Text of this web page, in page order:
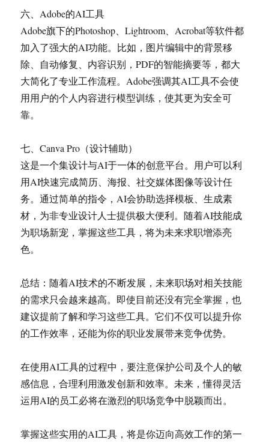
六、Adobe的AI工具
Adobe旗下的Photoshop、Lightroom、Acrobat等软件都
加入了强大的AI功能。比如，图片编辑中的背景移
除、自动修复、内容识别，PDF的智能摘要等，都大
大简化了专业工作流程。Adobe强调其AI工具不会使
用用户的个人内容进行模型训练，使其更为安全可
靠。
七、Canva Pro（设计辅助）
这是一个集设计与AI于一体的创意平台。用户可以利
用AI快速完成简历、海报、社交媒体图像等设计任
务。通过简单的指令，AI会协助选择模板、生成素
材，为非专业设计人士提供极大便利。随着AI技能成
为职场新宠，掌握这些工具，将为未来求职增添亮
色。
总结：随着AI技术的不断发展，未来职场对相关技能
的需求只会越来越高。即使目前还没有完全掌握，也
建议提前了解和学习这些工具。它们不仅可以提升你
的工作效率，还能为你的职业发展带来竞争优势。
在使用AI工具的过程中，要注意保护公司及个人的敏
感信息，合理利用激发创新和效率。未来，懂得灵活
运用AI的员工必将在激烈的职场竞争中脱颖而出。
掌握这些实用的AI工具，将是你迈向高效工作的第一